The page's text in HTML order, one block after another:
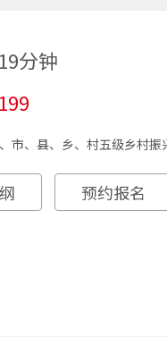
分钟
市、县、乡、村五级乡村振
预约报名